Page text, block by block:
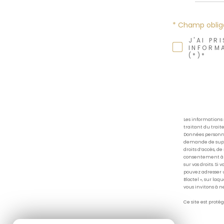
J'AI
(*)*
* Champ
Les
traitant du
Données
demande de
droits d’accès,
consentement à
sur vos droits. Si
pouvez
Bloctel », sur
vous invitons à
Ce site est